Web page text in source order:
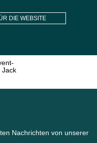
über dieses
SIE DAS
FÜR DIE WEBSITE